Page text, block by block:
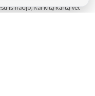
iš naujo, kai kitą kartą vėl